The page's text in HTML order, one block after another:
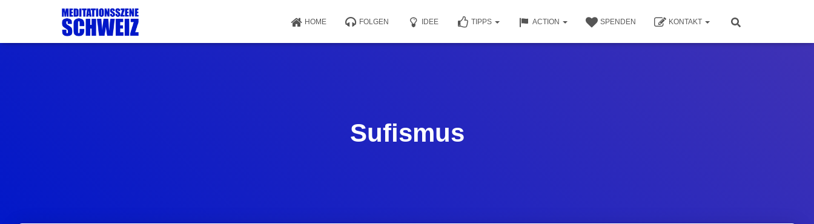
HOME FOLGEN IDEE TIPPS ACTION SPENDEN KONTAKT
Sufismus